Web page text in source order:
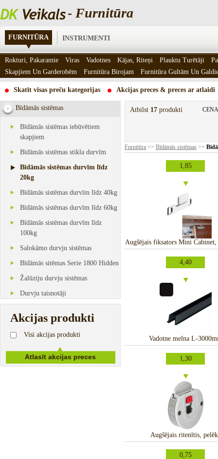
- Furnitūra
FURNITŪRA INSTRUMENTI
Skatīt visas preču kategorijas Akcijas preces & preces ar atlaidi
Bīdāmās sistēmas
Bīdāmās sistēmas iebūvētiem
skapjiem
Bīdāmās sistēmas stikla durvīm
Bīdāmās sistēmas durvīm līdz
20kg
Bīdāmās sistēmas durvīm līdz 40kg
Bīdāmās sistēmas durvīm līdz 60kg
Bīdāmās sistēmas durvīm līdz
100kg
Salokāmo durvju sistēmas
Bīdāmās sitēmas Serie 1800 Hidden
Žalūziju durvju sistēmas
Durvju taisnotāji
Akcijas produkti
Visi akcijas produkti
Atbilst 17 produkti
Furnitūra >> Bīdāmās sistēmas >>
1,85
Augšējais fiksators Mini Cabinet,
4,40
Vadotne melna L-
1,30
Augšējais ritenītis,
0,75
Rokturi, Pakaramie Viras Vadotnes Kājas, Riteņi Plauktu Turētāji
Skapjiem Un Garderobēm
Furnitūra Birojam Furnitūra Gultām Un